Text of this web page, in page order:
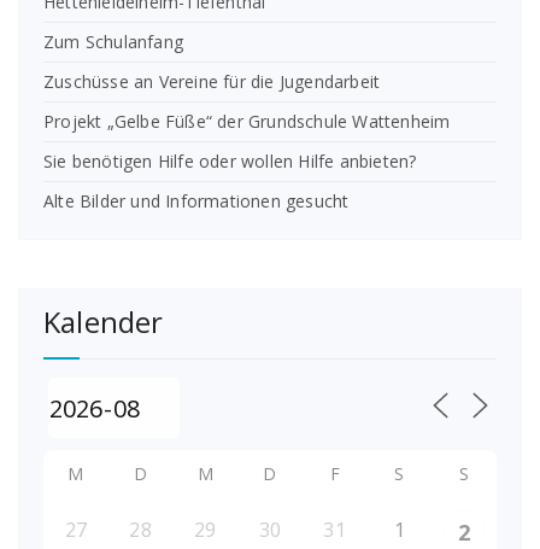
Zum Schulanfang
Zuschüsse an Vereine für die Jugendarbeit
Projekt „Gelbe Füße“ der Grundschule Wattenheim
Sie benötigen Hilfe oder wollen Hilfe anbieten?
Alte Bilder und Informationen gesucht
Kalender
M D M D F S S
27 28 29 30 31 1 2